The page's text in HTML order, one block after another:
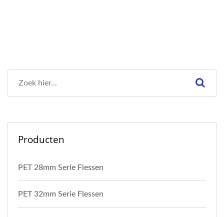
Producten
PET 28mm Serie Flessen
PET 32mm Serie Flessen